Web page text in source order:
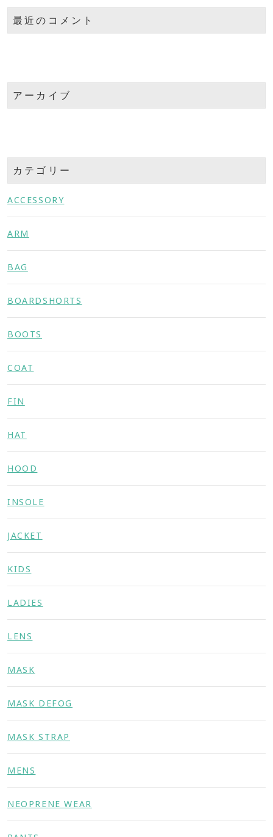
最近のコメント
アーカイブ
カテゴリー
ACCESSORY
ARM
BAG
BOARDSHORTS
BOOTS
COAT
FIN
HAT
HOOD
INSOLE
JACKET
KIDS
LADIES
LENS
MASK
MASK DEFOG
MASK STRAP
MENS
NEOPRENE WEAR